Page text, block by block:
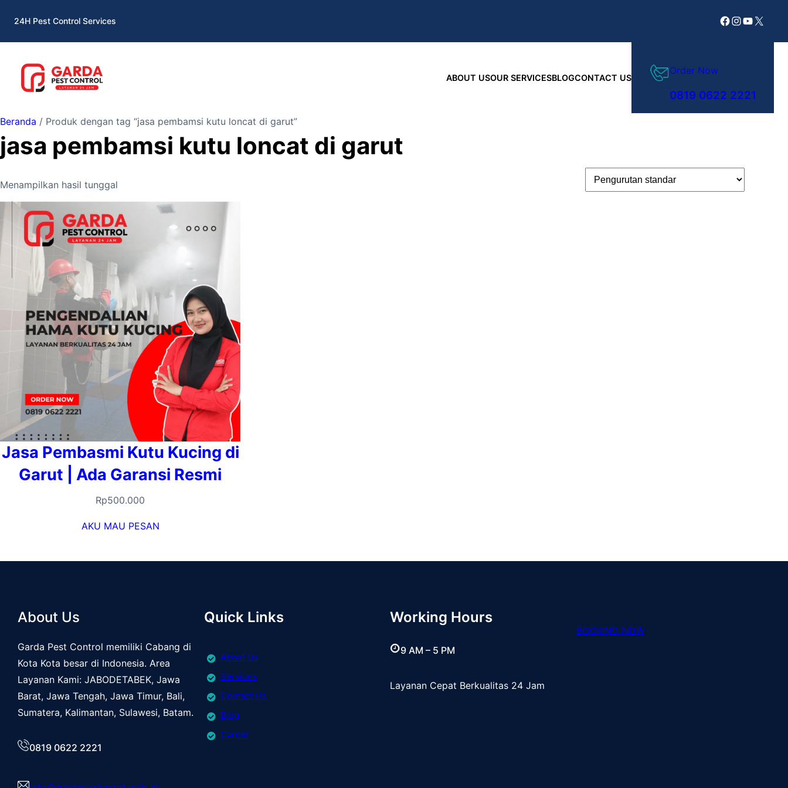
konten
24H Pest Control Services Facebook
Instagram
YouTube
X
ABOUT USOUR SERVICESBLOGCONTACT US
Order Now
0819 0622 2221
Beranda / Produk dengan tag “jasa pembamsi kutu loncat di garut”
jasa pembamsi kutu loncat di garut
Menampilkan hasil tunggal
Jasa Pembasmi Kutu Kucing di
Garut | Ada Garansi Resmi
Rp500.000
AKU MAU PESAN
About Us
Garda Pest Control memiliki Cabang di
Kota Kota besar di Indonesia. Area
Layanan Kami: JABODETABEK, Jawa
Barat, Jawa Tengah, Jawa Timur, Bali,
Sumatera, Kalimantan, Sulawesi, Batam.
0819 0622 2221
Quick Links
About Us
Services
Contact Us
Blog
Career
Working Hours
9 AM – 5 PM
Layanan Cepat Berkualitas 24 Jam
BOOKING NOW